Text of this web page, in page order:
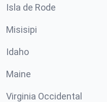
Isla de Rode
Misisipi
Idaho
Maine
Virginia Occidental